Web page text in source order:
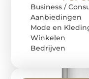
Business /
Aanbiedingen
Mode en
Winkelen
Bedrijven